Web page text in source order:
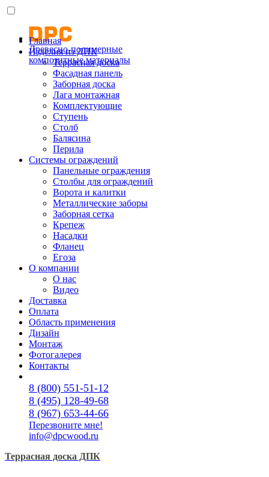
Древесно-полимерные
композитные материалы
Главная
Изделия из ДПК
Террасная доска
Фасадная панель
Заборная доска
Лага монтажная
Комплектующие
Ступень
Столб
Балясина
Перила
Системы ограждений
Панельные ограждения
Столбы для ограждений
Ворота и калитки
Металлические заборы
Заборная сетка
Крепеж
Насадки
Фланец
Егоза
О компании
О нас
Видео
Доставка
Оплата
Область применения
Дизайн
Монтаж
Фотогалерея
Контакты
8 (800) 551-51-12
8 (495) 128-49-68
8 (967) 653-44-66
Перезвоните мне!
info@dpcwood.ru
Террасная доска ДПК